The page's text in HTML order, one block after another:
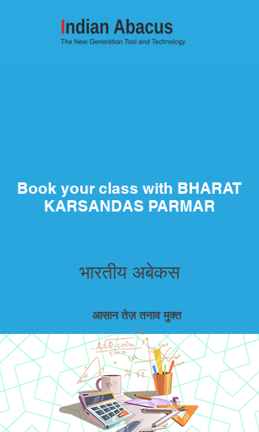
Book your class with BHARAT
KARSANDAS PARMAR
भारतीय अबेकस
आसान तेज़ तनाव मुक्त